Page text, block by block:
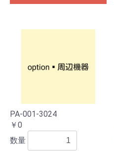
PA-001-3024
￥0
数量